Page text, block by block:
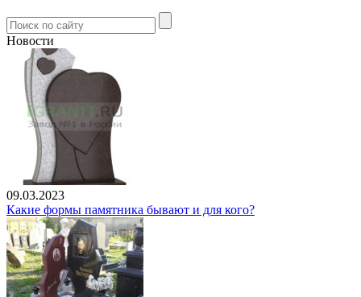
Новости
09.03.2023
Какие формы памятника бывают и для кого?